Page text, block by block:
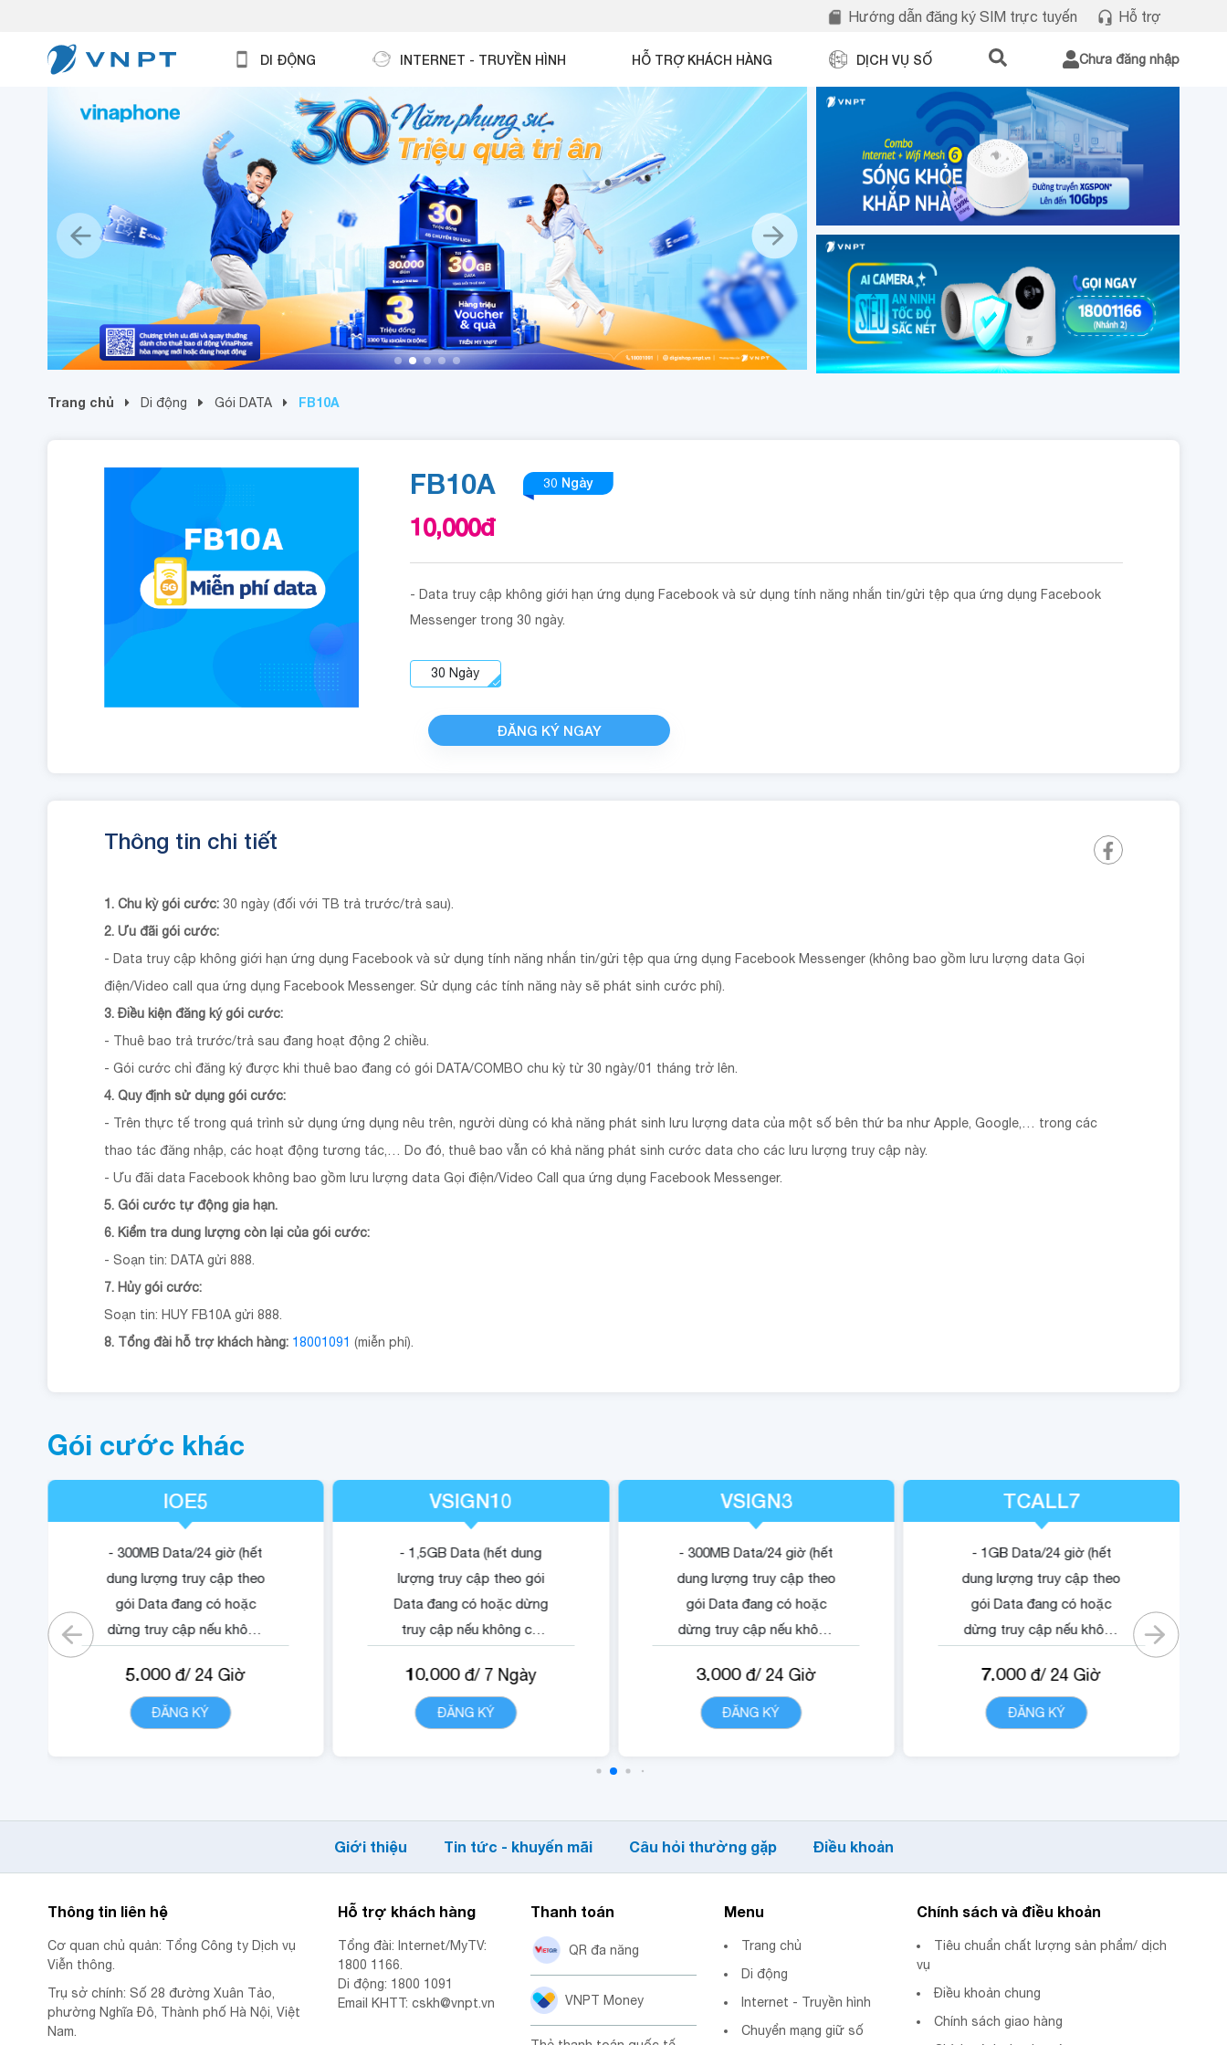
Hướng dẫn đăng ký SIM trực tuyến Hỗ trợ
DI ĐỘNG INTERNET - TRUYỀN HÌNH HỖ TRỢ KHÁCH HÀNG DỊCH VỤ SỐ Chưa đăng nhập
Trang chủ Di động Gói DATA FB10A
FB10A 30 Ngày
10,000đ
- Data truy cập không giới hạn ứng dụng Facebook và sử dụng tính năng nhắn tin/gửi tệp qua ứng dụng Facebook
Messenger trong 30 ngày.
30 Ngày
ĐĂNG KÝ NGAY
Thông tin chi tiết
1. Chu kỳ gói cước: 30 ngày (đối với TB trả trước/trả sau).
2. Ưu đãi gói cước:
- Data truy cập không giới hạn ứng dụng Facebook và sử dụng tính năng nhắn tin/gửi tệp qua ứng dụng Facebook Messenger (không bao gồm lưu lượng data Gọi
điện/Video call qua ứng dụng Facebook Messenger. Sử dụng các tính năng này sẽ phát sinh cước phí).
3. Điều kiện đăng ký gói cước:
- Thuê bao trả trước/trả sau đang hoạt động 2 chiều.
- Gói cước chỉ đăng ký được khi thuê bao đang có gói DATA/COMBO chu kỳ từ 30 ngày/01 tháng trở lên.
4. Quy định sử dụng gói cước:
- Trên thực tế trong quá trình sử dụng ứng dụng nêu trên, người dùng có khả năng phát sinh lưu lượng data của một số bên thứ ba như Apple, Google,… trong các
thao tác đăng nhập, các hoạt động tương tác,… Do đó, thuê bao vẫn có khả năng phát sinh cước data cho các lưu lượng truy cập này.
- Ưu đãi data Facebook không bao gồm lưu lượng data Gọi điện/Video Call qua ứng dụng Facebook Messenger.
5. Gói cước tự động gia hạn.
6. Kiểm tra dung lượng còn lại của gói cước:
- Soạn tin: DATA gửi 888.
7. Hủy gói cước:
Soạn tin: HUY FB10A gửi 888.
8. Tổng đài hỗ trợ khách hàng: 18001091 (miễn phí).
Gói cước khác
IOE5
- 300MB Data/24 giờ (hết
dung lượng truy cập theo
gói Data đang có hoặc
dừng truy cập nếu không
- Cộng 500 RUBY.
- 01 Mã Quyền Lợi IOE sử
dụng trong 24 giờ.
5.000đ/ 24 Giờ
ĐĂNG KÝ
VSIGN10
- 1,5GB Data (hết dung
lượng truy cập theo gói
Data đang có hoặc dừng
truy cập nếu không có
- Quyền lợi sử dụng nội
dung dịch vụ Vsign.
10.000đ/ 7 Ngày
CHI TIẾT ĐĂNG KÝ
VSIGN3
- 300MB Data/24 giờ (hết
dung lượng truy cập theo
gói Data đang có hoặc
dừng truy cập nếu không
- Quyền lợi sử dụng nội
dung dịch vụ Vsign.
3.000đ/ 24 Giờ
CHI TIẾT ĐĂNG KÝ
TCALL7
- 1GB Data/24 giờ (hết
dung lượng truy cập theo
gói Data đang có hoặc
dừng truy cập nếu không
- Quyền lợi sử dụng nội
dung dịch vụ Trustcall.
7.000đ/ 24 Giờ
CHI TIẾT ĐĂNG KÝCHI TIẾT
Giới thiệu Tin tức - khuyến mãi Câu hỏi thường gặp Điều khoản
Thông tin liên hệ
Cơ quan chủ quản: Tổng Công ty Dịch vụ
Viễn thông.
Trụ sở chính: Số 28 đường Xuân Tảo,
phường Nghĩa Đô, Thành phố Hà Nội, Việt
Nam.
Hỗ trợ khách hàng
Tổng đài: Internet/MyTV:
1800 1166.
Di động: 1800 1091
Email KHTT: cskh@vnpt.vn
Thanh toán
QR đa năng
VNPT Money
Menu
Trang chủ
Di động
Internet - Truyền hình
Chuyển mạng giữ số
Chính sách và điều khoản
Tiêu chuẩn chất lượng sản phẩm/ dịch
vụ
Điều khoản chung
Chính sách giao hàng